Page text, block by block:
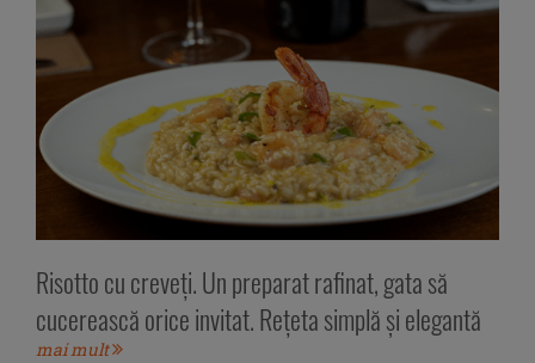
Risotto cu creveți. Un preparat rafinat, gata să
cucerească orice invitat. Rețeta simplă și elegantă
mai mult